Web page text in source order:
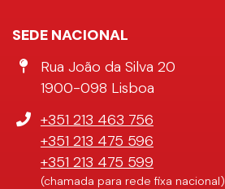
SEDE NACIONAL
Morada
Rua João da Silva 20
1900-098 Lisboa
Telefone
+351 213 463 756
+351 213 475 596
+351 213 475 599
(chamada para rede fixa nacional)